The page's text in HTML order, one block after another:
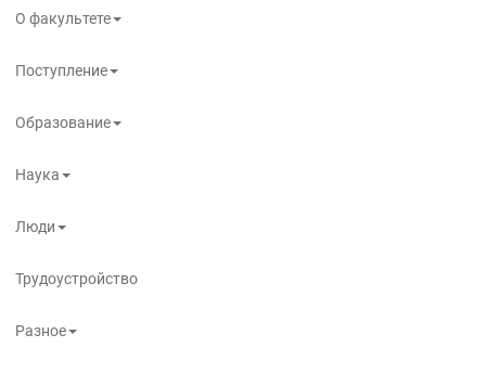
О факультете
Поступление
Образование
Наука
Люди
Трудоустройство
Разное